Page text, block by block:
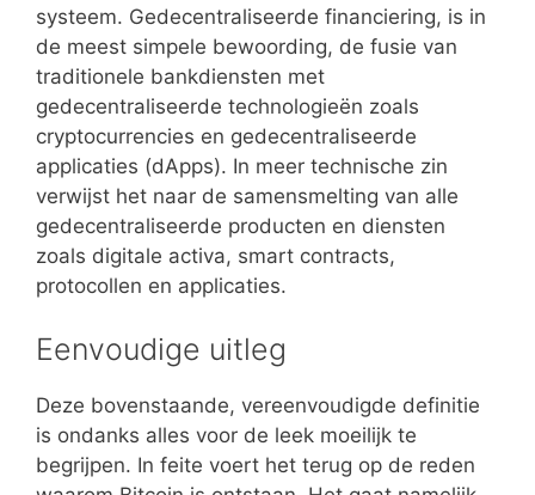
systeem. Gedecentraliseerde financiering, is in
de meest simpele bewoording, de fusie van
traditionele bankdiensten met
gedecentraliseerde technologieën zoals
cryptocurrencies en gedecentraliseerde
applicaties (dApps). In meer technische zin
verwijst het naar de samensmelting van alle
gedecentraliseerde producten en diensten
zoals digitale activa, smart contracts,
protocollen en applicaties.
Eenvoudige uitleg
Deze bovenstaande, vereenvoudigde definitie
is ondanks alles voor de leek moeilijk te
begrijpen. In feite voert het terug op de reden